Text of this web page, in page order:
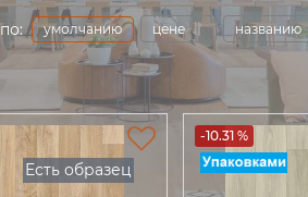
умолчанию цене названию
Есть образец
-10.31 %